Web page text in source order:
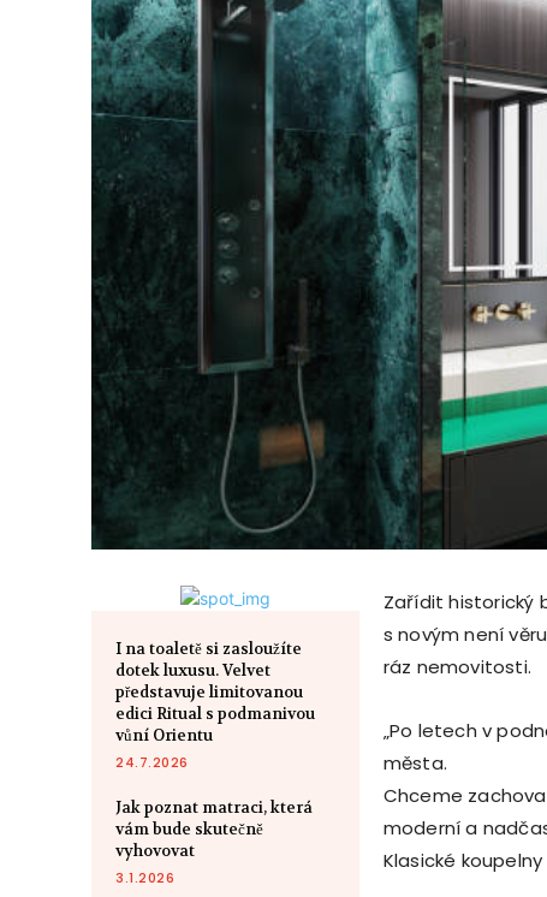
I na toaletě si zasloužíte
dotek luxusu. Velvet
představuje limitovanou
edici Ritual s podmanivou
vůní Orientu
24.7.2026
Jak poznat matraci, která
vám bude skutečně
vyhovovat
3.1.2026
Zařídit historický
s novým není
ráz nemovitosti.
„Po letech v
města.
Chceme
moderní a
Klasické